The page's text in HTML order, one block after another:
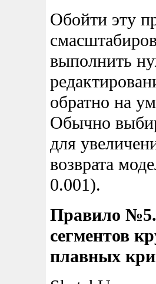
Обойти эту
выполнить
обратно на
Обычно
для
возврата
0.001).
Правило №5.
сегментов
плавных